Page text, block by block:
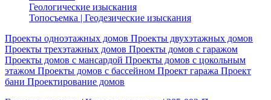
Геологические изыскания
Топосъемка | Геодезические изыскания
Проекты одноэтажных домов Проекты двухэтажных домов
Проекты трехэтажных домов Проекты домов с гаражом
Проекты домов с мансардой Проекты домов с цокольным
этажом Проекты домов с бассейном Проект гаража Проект
бани Проектирование домов